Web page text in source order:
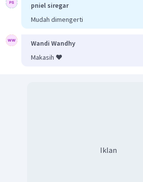
pniel siregar
Mudah dimengerti
Wandi Wandhy
Makasih ❤️
Iklan